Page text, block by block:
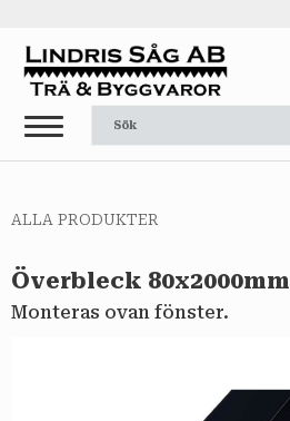
Meny
ALLA PRODUKTER
Överbleck 80x2000mm
Monteras ovan fönster.